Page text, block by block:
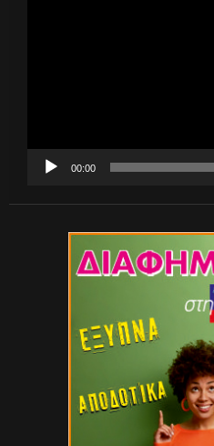
00:00